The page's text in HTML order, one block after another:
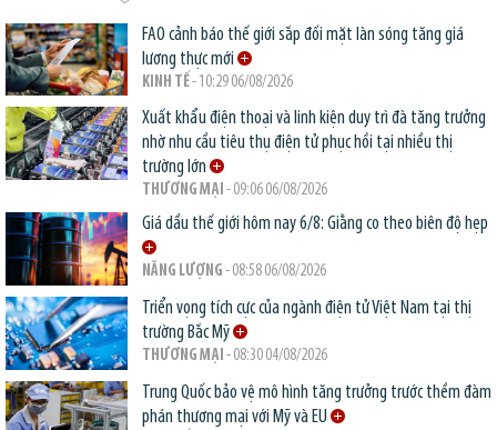
FAO cảnh báo thế giới sắp đối mặt làn sóng tăng giá
lương thực mới
KINH TẾ- 10:29 06/08/2026
Xuất khẩu điện thoại và linh kiện duy trì đà tăng trưởng
nhờ nhu cầu tiêu thụ điện tử phục hồi tại nhiều thị
trường lớn
THƯƠNG MẠI - 09:06 06/08/2026
Giá dầu thế giới hôm nay 6/8: Giằng co theo biên độ hẹp
NĂNG LƯỢNG - 08:58 06/08/2026
Triển vọng tích cực của ngành điện tử Việt Nam tại thị
trường Bắc Mỹ
THƯƠNG MẠI - 08:30 04/08/2026
Trung Quốc bảo vệ mô hình tăng trưởng trước thềm đàm
phán thương mại với Mỹ và EU